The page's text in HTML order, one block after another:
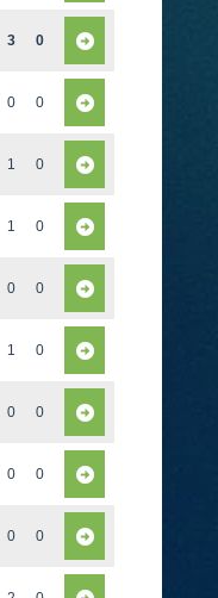
3 0
0 0
1 0
1 0
0 0
1 0
0 0
0 0
0 0